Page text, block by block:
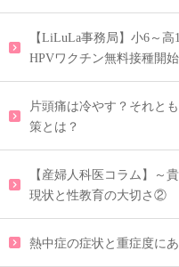
【LiLuLa事務局】小6～
HPVワクチン無料接種開
片頭痛は冷やす？それと
策とは？
【産婦人科医コラム】
現状と性教育の大切さ②
熱中症の症状と重症度に